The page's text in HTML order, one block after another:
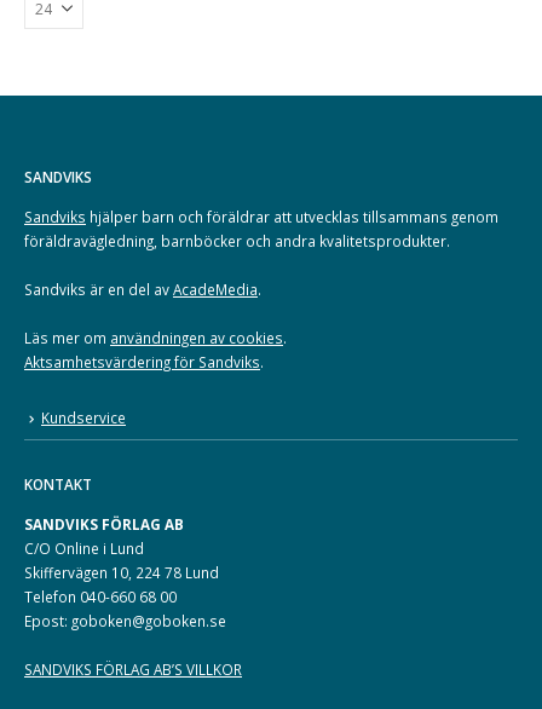
SANDVIKS
Sandviks hjälper barn och föräldrar att utvecklas tillsammans genom
föräldravägledning, barnböcker och andra kvalitetsprodukter.
Sandviks är en del avAcadeMedia.
Läs mer om användningen av cookies.
Aktsamhetsvärdering för Sandviks.
Kundservice
KONTAKT
SANDVIKS FÖRLAG AB
C/O Online i Lund
Skiffervägen 10, 224 78 Lund
Telefon 040-660 68 00
Epost: goboken@goboken.se
SANDVIKS FÖRLAG AB’S VILLKOR